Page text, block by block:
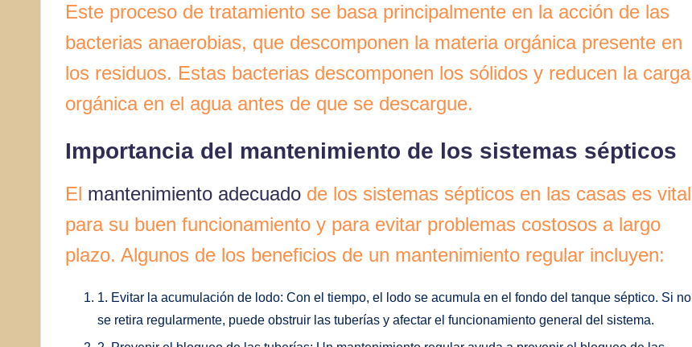
Este proceso de tratamiento se basa principalmente en la acción de las
bacterias anaerobias, que descomponen la materia orgánica presente en
los residuos. Estas bacterias descomponen los sólidos y reducen la carga
orgánica en el agua antes de que se descargue.
Importancia del mantenimiento de los sistemas sépticos
El mantenimiento adecuado de los sistemas sépticos en las casas es vital
para su buen funcionamiento y para evitar problemas costosos a largo
plazo. Algunos de los beneficios de un mantenimiento regular incluyen:
1. Evitar la acumulación de lodo: Con el tiempo, el lodo se acumula en el fondo del tanque séptico. Si no
se retira regularmente, puede obstruir las tuberías y afectar el funcionamiento general del sistema.